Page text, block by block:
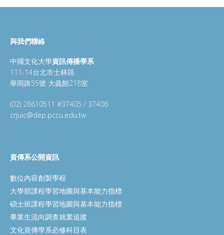
與我們聯絡
中國文化大學資訊傳播學系
111-14台北市士林區
華岡路55號 大義館218室
(02) 28610511 #37405 / 37406
crjuic@dep.pccu.edu.tw
資傳系公開資訊
數位內容創製學程
大學部課程學習地圖與基本能力指標
碩士班課程學習地圖與基本能力指標
畢業生流向調查就業追蹤
文化資傳學系必修科目表